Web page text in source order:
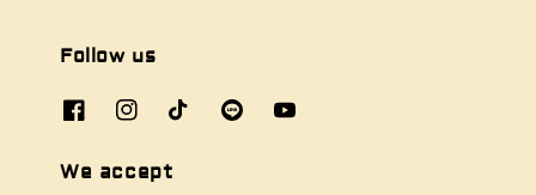
Follow us
We accept